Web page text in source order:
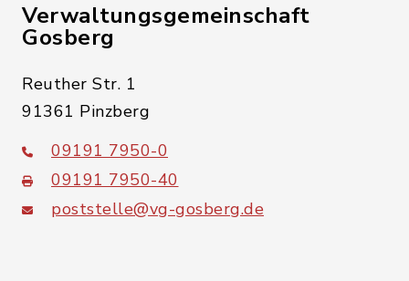
Verwaltungsgemeinschaft
Gosberg
Reuther Str. 1
91361 Pinzberg
09191 7950-0
09191 7950-40
poststelle@vg-gosberg.de